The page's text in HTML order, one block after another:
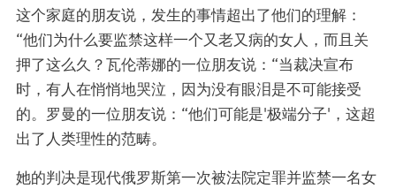
这个家庭的朋友说，发生的事情超出了他们的理解：
“他们为什么要监禁这样一个又老又病的女人，而且关
押了这么久？瓦伦蒂娜的一位朋友说：“当裁决宣布
时，有人在悄悄地哭泣，因为没有眼泪是不可能接受
的。罗曼的一位朋友说：“他们可能是'极端分子'，这超
出了人类理性的范畴。
她的判决是现代俄罗斯第一次被法院定罪并监禁一名女